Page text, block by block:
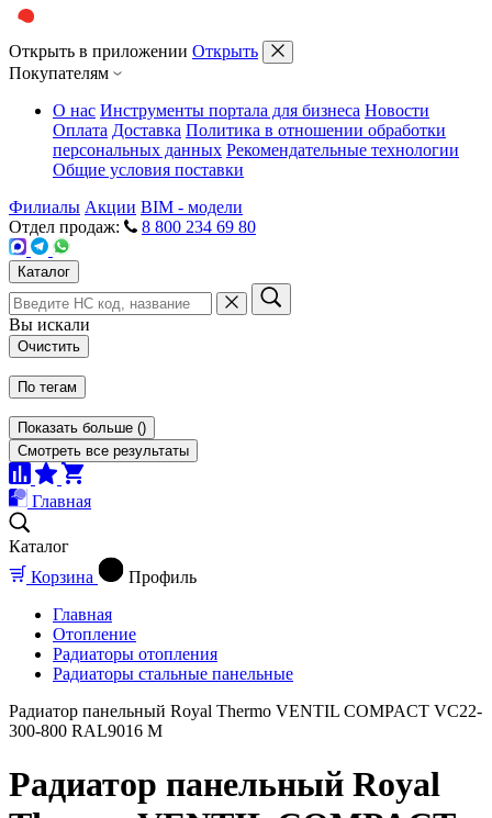
Открыть в приложении Открыть
Покупателям
О нас Инструменты портала для бизнеса Новости
Оплата Доставка Политика в отношении обработки
персональных данных Рекомендательные технологии
Общие условия поставки
Филиалы Акции BIM - модели
Отдел продаж:
8 800 234 69 80
Каталог
Вы искали
Очистить
По тегам
Показать больше ()
Смотреть все результаты
Главная
Каталог
Корзина
Профиль
Главная
Отопление
Радиаторы отопления
Радиаторы стальные панельные
Радиатор панельный Royal Thermo VENTIL COMPACT VC22-
300-800 RAL9016 M
Радиатор панельный Royal